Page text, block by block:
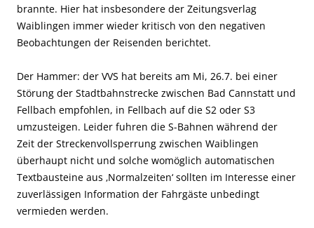
brannte. Hier hat insbesondere der Zeitungsverlag
Waiblingen immer wieder kritisch von den negativen
Beobachtungen der Reisenden berichtet.
Der Hammer: der VVS hat bereits am Mi, 26.7. bei einer
Störung der Stadtbahnstrecke zwischen Bad Cannstatt und
Fellbach empfohlen, in Fellbach auf die S2 oder S3
umzusteigen. Leider fuhren die S-Bahnen während der
Zeit der Streckenvollsperrung zwischen Waiblingen
überhaupt nicht und solche womöglich automatischen
Textbausteine aus ‚Normalzeiten‘ sollten im Interesse einer
zuverlässigen Information der Fahrgäste unbedingt
vermieden werden.